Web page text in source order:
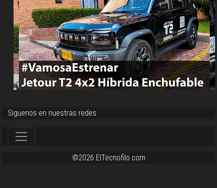
Siguenos en nuestras redes
©2026 ElTecnofilo.com